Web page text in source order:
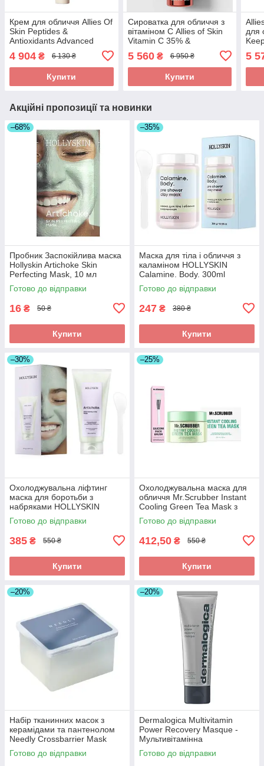
Крем для обличчя Allies Of
Skin Peptides &
Antioxidants Advanced
Firming Daily Treatment, 48
мл
4 904 ₴ 6 130 ₴
Купити
Сироватка для обличчя з
вітаміном С Allies of Skin
Vitamin C 35% &
Glutathione Advanced Firm
+ Brighten Serum 30 ml
5 560₴ 6 950 ₴
Купити
для
5
Акційні пропозиції та новинки
–68%
Пробник Заспокійлива маска
Hollyskin Artichoke Skin
Perfecting Mask, 10 мл
Готово до відправки
16 ₴ 50 ₴
Купити
–35%
Маска для тіла і обличчя з
каламіном HOLLYSKIN
Calamine. Body. 300ml
Готово до відправки
247 ₴ 380 ₴
Купити
–30%
Охолоджувальна ліфтинг
маска для боротьби з
набряками HOLLYSKIN
Artichoke Skin Perfecting
Mask, 250 мл
Готово до відправки
385 ₴ 550 ₴
Купити
–25%
Охолоджувальна маска для
обличчя Mr.Scrubber Instant
Cooling Green Tea Mask з
екстрактом зеленого чаю,
250 мл
Готово до відправки
412,50 ₴ 550 ₴
Купити
–20%
Набір тканинних масок з
керамідами та пантенолом
Needly Crossbarrier Mask
350g (30шт масок )
Готово до відправки
–20%
Dermalogica Multivitamin
Power Recovery Masque -
Мультивітамінна
відновлююча маска, 75 мл
Готово до відправки